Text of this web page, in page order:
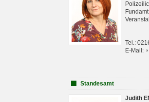
Tel.:
E-Mail:
Standesamt
Judith